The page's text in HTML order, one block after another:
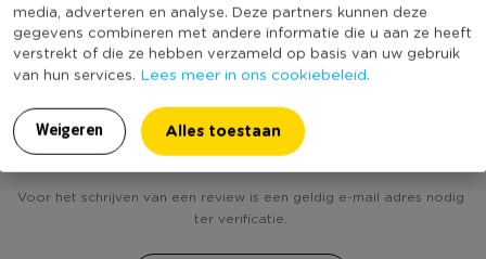
media, adverteren en analyse. Deze partners kunnen deze
gegevens combineren met andere informatie die u aan ze heeft
verstrekt of die ze hebben verzameld op basis van uw gebruik
van hun services. Lees meer in ons cookiebeleid.
Weigeren Alles toestaan
* Verkrijgbaar in diverse kleuren/formaten
bekend
Heb jij Lademand Batavia S - grijs - 30x19x14 cm?
Schrijf een review!
Voor het schrijven van een review is een geldig e-mail adres nodig
ter verificatie.